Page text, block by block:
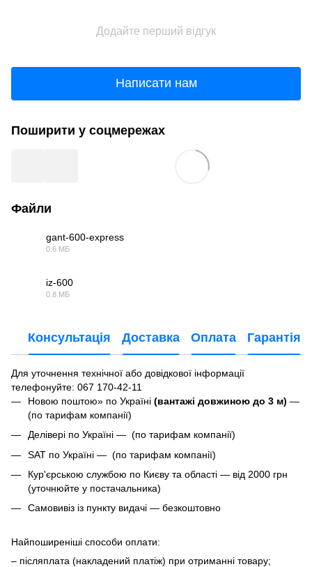
Додайте перший відгук
Написати нам
Поширити у соцмережах
Файли
gant-600-express
0.6 МБ
iz-600
0.8 МБ
Консультація Доставка Оплата Гарантія
Для уточнення технічної або довідкової інформації
телефонуйте: 067 170-42-11
Новою поштою» по Україні (вантажі довжиною до 3 м) —
(по тарифам компанії)
Делівері по Україні — (по тарифам компанії)
SAT по Україні — (по тарифам компанії)
Кур'єрською службою по Києву та області — від 2000 грн
(уточнюйте у постачальника)
Самовивіз із пункту видачі — безкоштовно
Найпоширеніші способи оплати:
– післяплата (накладений платіж) при отриманні товару;